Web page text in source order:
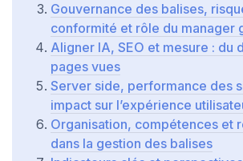
Gouvernance des balises,
conformité et rôle du manager
Aligner IA, SEO et mesure : du
pages vues
Server side, performance des
impact sur l’expérience
Organisation, compétences et
dans la gestion des balises